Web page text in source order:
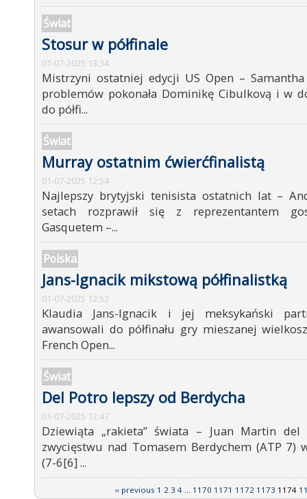
Świat
Stosur w półfinale
01-07-2025 13:34
Mistrzyni ostatniej edycji US Open –
problemów pokonała Dominikę Cibulkovą i w
do półfi...
Świat
Murray ostatnim ćwierćfinalistą
01-07-2025 12:54
Najlepszy brytyjski tenisista ostatnich lat –
setach rozprawił się z reprezentantem
Gasquetem –...
Polska
Jans-Ignacik mikstową półfinalistką
01-07-2025 12:52
Klaudia Jans-Ignacik i jej meksykański
awansowali do półfinału gry mieszanej
French Open...
Świat
Del Potro lepszy od Berdycha
01-07-2025 12:47
Dziewiąta „rakieta” świata – Juan Martin
zwycięstwu nad Tomasem Berdychem (ATP 7)
(7-6[6] ...
‹‹ previous 1 2 3 4 ... 1170 1171 1172 1173 1174